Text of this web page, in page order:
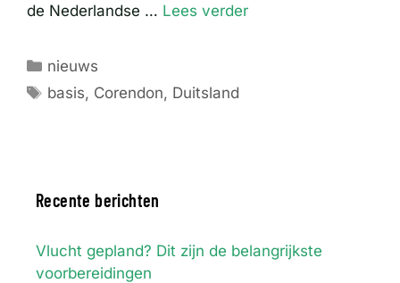
de Nederlandse … Lees verder
Categorieën
nieuws
Tags
basis, Corendon, Duitsland
Recente berichten
Vlucht gepland? Dit zijn de belangrijkste
voorbereidingen